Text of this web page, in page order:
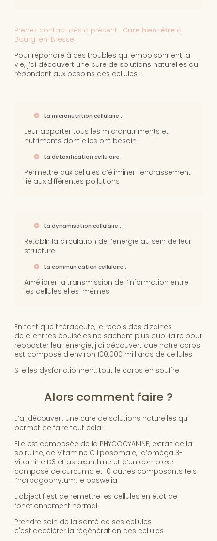
Prenez contact dès à présent : Cure bien-être à
Bourg-en-Bresse.
Pour répondre à ces troubles qui empoisonnent la
vie, j’ai découvert une cure de solutions naturelles qui
répondent aux besoins des cellules :
La micronutrition cellulaire :
Leur apporter tous les micronutriments et
nutriments dont elles ont besoin
La détoxification cellulaire :
Permettre aux cellules d’éliminer l’encrassement
lié aux différentes pollutions
La dynamisation cellulaire :
Rétablir la circulation de l’énergie au sein de leur
structure
La communication cellulaire :
Améliorer la transmission de l’information entre
les cellules elles-mêmes
En tant que thérapeute, je reçois des dizaines
de client.tes épuisé.es ne sachant plus quoi faire pour
rebooster leur énergie, j’ai découvert que notre corps
est composé d'environ 100.000 milliards de cellules.
Si elles dysfonctionnent, tout le corps en souffre.
Alors comment faire ?
J’ai découvert une cure de solutions naturelles qui
permet de faire tout cela :
Elle est composée de la PHYCOCYANINE, extrait de la
spiruline, de Vitamine C liposomale, d’oméga 3-
Vitamine D3 et astaxanthine et d’un complexe
composé de curcuma et 10 autres composants tels
l’harpagophytum, le boswelia
L'objectif est de remettre les cellules en état de
fonctionnement normal.
Prendre soin de la santé de ses cellules
c'est accélérer la régénération des cellules